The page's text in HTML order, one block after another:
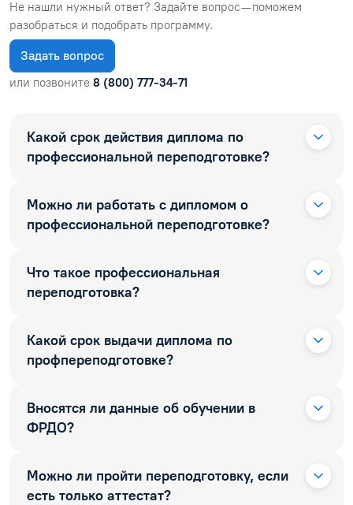
Не нашли нужный ответ? Задайте вопрос — поможем
разобраться и подобрать программу.
Задать вопрос
или позвоните 8 (800) 777-34-71
Какой срок действия диплома по
профессиональной переподготовке?
Можно ли работать с дипломом о
профессиональной переподготовке?
Что такое профессиональная
переподготовка?
Какой срок выдачи диплома по
профпереподготовке?
Вносятся ли данные об обучении в
ФРДО?
Можно ли пройти переподготовку, если
есть только аттестат?